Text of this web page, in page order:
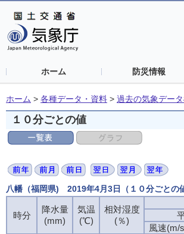
ホーム 防災情報
ホーム > 各種データ・資料 > 過去の気象デー
１０分ごとの値
八幡（福岡県) 2019年4月3日（１０分ごとの
時分
降水量
(mm)
気温
(℃)
相対湿度
(％)
風速(m/